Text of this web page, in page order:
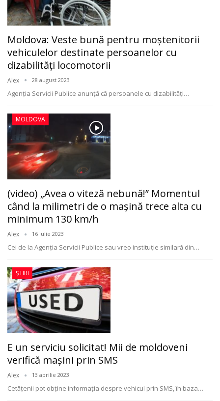
Moldova: Veste bună pentru moștenitorii
vehiculelor destinate persoanelor cu
dizabilități locomotorii
Alex 28 august 2023
Agenţia Servicii Publice anunţă că persoanele cu dizabilități…
MOLDOVA
(video) „Avea o viteză nebună!” Momentul
când la milimetri de o mașină trece alta cu
minimum 130 km/h
Alex 16 iulie 2023
Cei de la Agenția Servicii Publice sau vreo instituție similară din…
ȘTIRI
E un serviciu solicitat! Mii de moldoveni
verifică maşini prin SMS
Alex 13 aprilie 2023
Cetățenii pot obţine informaţia despre vehicul prin SMS, în baza…